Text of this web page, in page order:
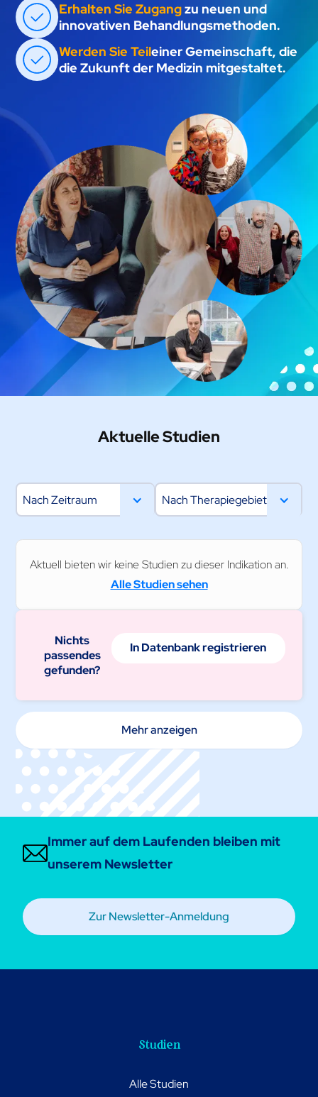
Erhalten Sie Zugangzu neuen und
innovativen Behandlungsmethoden.
Werden Sie Teileiner Gemeinschaft, die
die Zukunft der Medizin mitgestaltet.
Aktuelle Studien
Nach Zeitraum Nach Therapiegebiet
Aktuell bieten wir keine Studien zu dieser Indikation an.
Alle Studien sehen
Nichts
passendes
gefunden?
In Datenbank registrieren
Mehr anzeigen
Immer auf dem Laufenden bleiben mit
unserem Newsletter
Zur Newsletter-Anmeldung
Studien
Alle Studien